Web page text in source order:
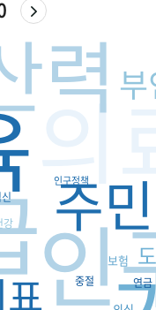
인
의
력
주민
보험
연금
강
중절
인구정책